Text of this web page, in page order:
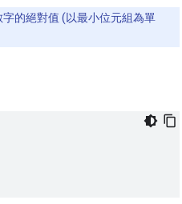
字的絕對值 (以最小位元組為單